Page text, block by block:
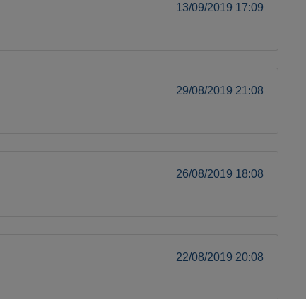
13/09/2019 17:09
29/08/2019 21:08
26/08/2019 18:08
22/08/2019 20:08